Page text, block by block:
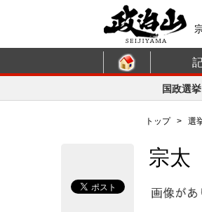
国政選挙
トップ> 選
宗太